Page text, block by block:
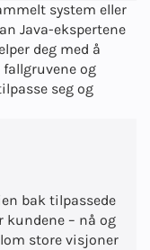
system eller
Java-ekspertene
deg med å
og
seg og
bak tilpassede
– nå og
store visjoner